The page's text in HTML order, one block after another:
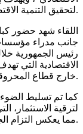
لتحقيق التنمية الاقتصادية المستدامة.
اللقاء شهد حضور
جانب مدراء
رئيس الجمهورية
الاقتصادية التي
خارج قطاع المحروقات.
كما تم تسليط الضوء
مما يعكس التزام الجزائر بتحقيق نمو اقتصادي شامل ومتكامل.